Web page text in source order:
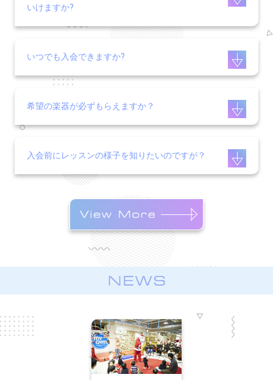
いけますか?
いつでも入会できますか?
希望の楽器が必ずもらえますか？
入会前にレッスンの様子を知りたいのですが？